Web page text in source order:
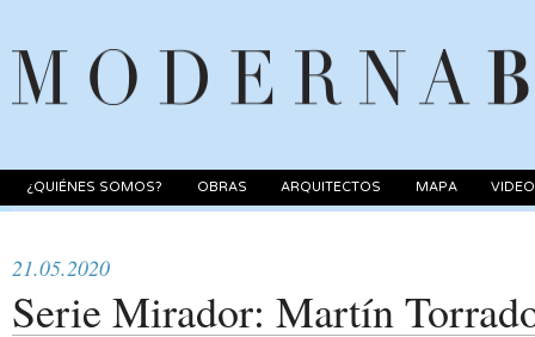
¿QUIÉNES SOMOS? OBRAS ARQUITECTOS MAPA
21.05.2020
Serie Mirador: Martín